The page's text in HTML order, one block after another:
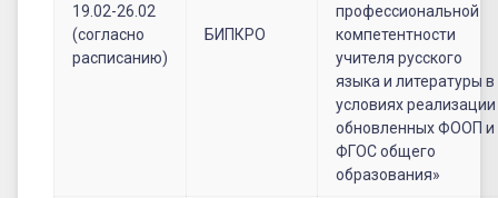
19.02-26.02
(согласно
расписанию)
БИПКРО
профессиональной
компетентности
учителя русского
языка и литературы в
условиях реализации
обновленных ФООП и
ФГОС общего
образования»